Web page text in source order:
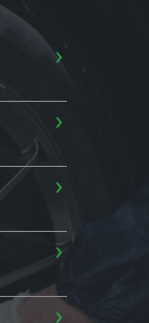
›
›
›
›
›